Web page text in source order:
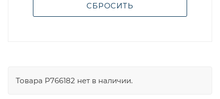
СБРОСИТЬ
Товара P766182 нет в наличии.